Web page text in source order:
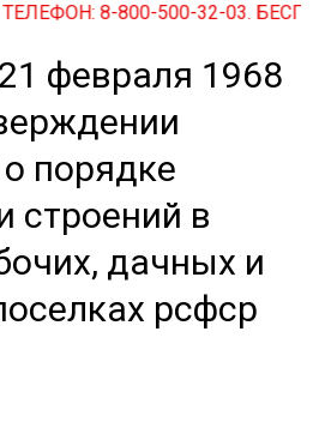
500-32-03. БЕСПЛАТНЫЙ
февраля 1968
порядке
строений в
дачных и
рсфср